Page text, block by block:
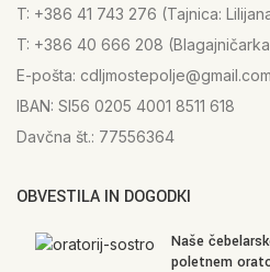
T: +386 41 743 276 (Tajnica:
T: +386 40 666 208
E-pošta: cdljmostepolje@gmail.com
IBAN: SI56 0205 4001 8511 618
Davčna št.: 77556364
OBVESTILA IN DOGODKI
Naše
poletnem